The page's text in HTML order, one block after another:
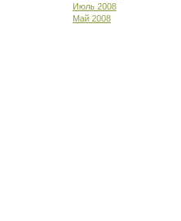
Июль 2008
Май 2008